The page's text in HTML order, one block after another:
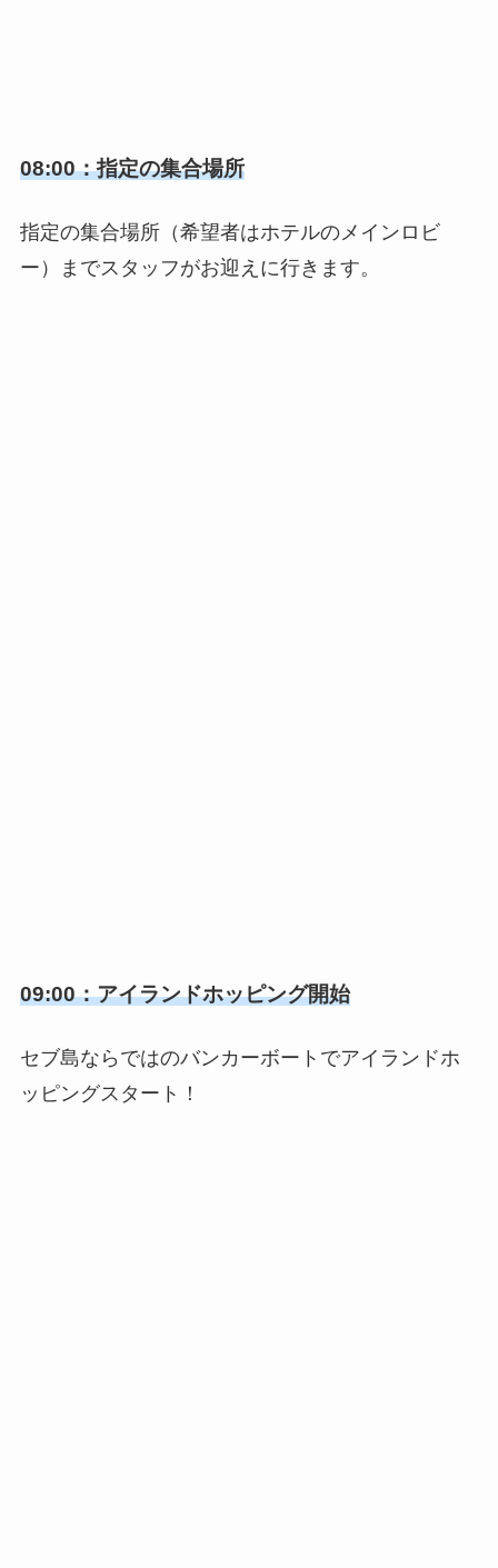
08:00：指定の集合場所
指定の集合場所（希望者はホテルのメインロビ
ー）までスタッフがお迎えに行きます。
09:00：アイランドホッピング開始
セブ島ならではのバンカーボートでアイランドホ
ッピングスタート！